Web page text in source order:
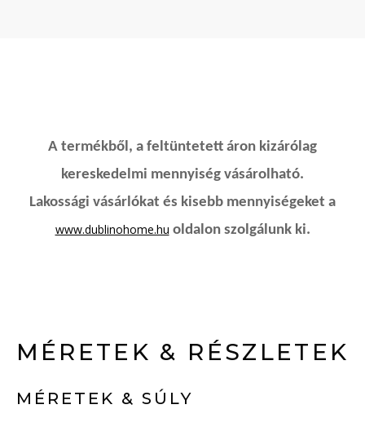
A termékből, a feltüntetett áron kizárólag
kereskedelmi mennyiség vásárolható.
Lakossági vásárlókat és kisebb mennyiségeket a
www.dublinohome.hu oldalon szolgálunk ki.
MÉRETEK & RÉSZLETEK
MÉRETEK & SÚLY